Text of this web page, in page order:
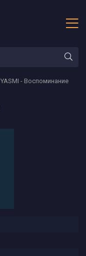
YASMI - Воспоминание